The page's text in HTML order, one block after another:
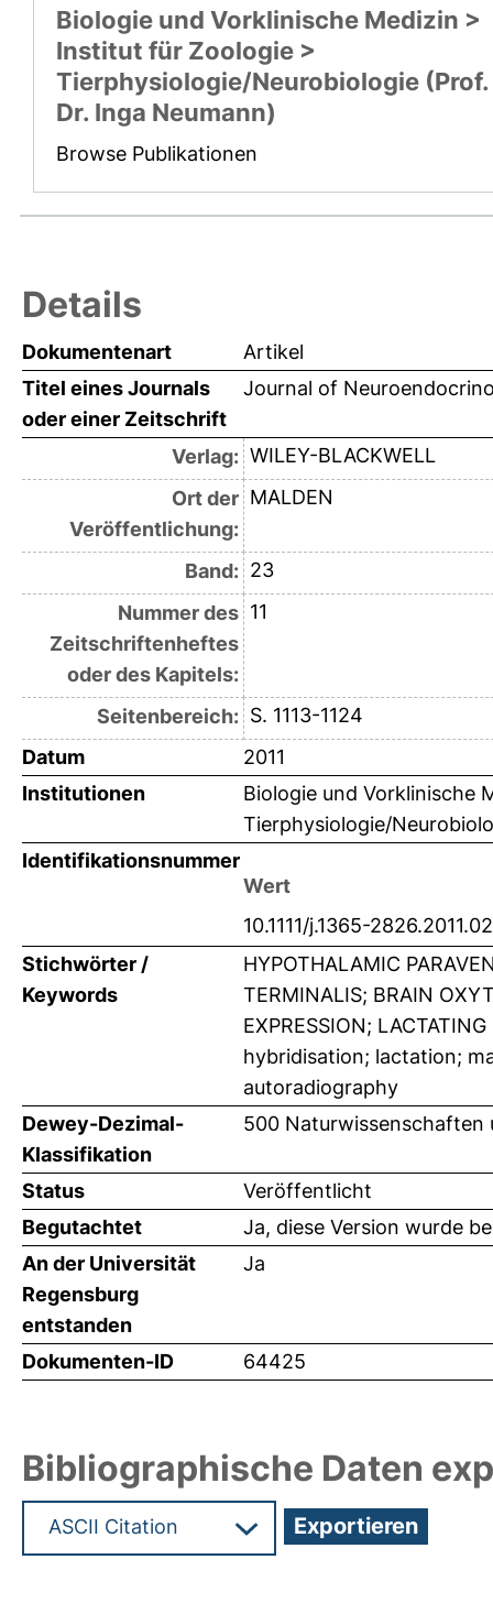
Biologie und Vorklinische Medizin >
Institut für Zoologie >
Tierphysiologie/Neurobiologie (Prof.
Dr. Inga Neumann)
Browse Publikationen
Details
Dokumentenart
Artikel
Titel eines Journals
oder einer Zeitschrift
Journal of
Verlag: WILEY-BLACKWELL
Ort der
Veröffentlichung:
MALDEN
Band: 23
Nummer des
Zeitschriftenheftes
oder des Kapitels:
11
Seitenbereich: S. 1113-1124
Datum
2011
Institutionen
Biologie und Vorklinische
Tierphysiologie/
Identifikationsnummer
Wert
10.1111/j.1365-
Stichwörter /
Keywords
HYPOTHALAMIC
TERMINALIS; BRAIN
EXPRESSION;
hybridisation; lactation;
autoradiography
Dewey-Dezimal-
Klassifikation
500 Naturwissenschaften
Status
Veröffentlicht
Begutachtet
Ja, diese Version wurde
An der Universität
Regensburg
entstanden
Ja
Dokumenten-ID 64425
Bibliographische Daten